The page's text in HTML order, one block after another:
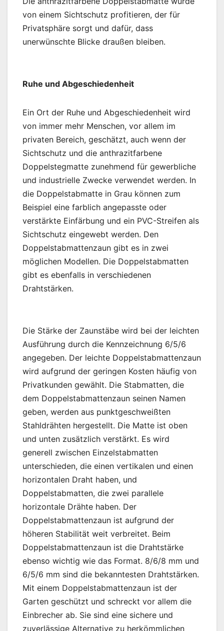
von einem Sichtschutz profitieren, der für
Privatsphäre sorgt und dafür, dass
unerwünschte Blicke draußen bleiben.
Ruhe und Abgeschiedenheit
Ein Ort der Ruhe und Abgeschiedenheit wird
von immer mehr Menschen, vor allem im
privaten Bereich, geschätzt, auch wenn der
Sichtschutz und die anthrazitfarbene
Doppelstegmatte zunehmend für gewerbliche
und industrielle Zwecke verwendet werden. In
die Doppelstabmatte in Grau können zum
Beispiel eine farblich angepasste oder
verstärkte Einfärbung und ein PVC-Streifen als
Sichtschutz eingewebt werden. Den
Doppelstabmattenzaun gibt es in zwei
möglichen Modellen. Die Doppelstabmatten
gibt es ebenfalls in verschiedenen
Drahtstärken.
Die Stärke der Zaunstäbe wird bei der leichten
Ausführung durch die Kennzeichnung 6/5/6
angegeben. Der leichte Doppelstabmattenzaun
wird aufgrund der geringen Kosten häufig von
Privatkunden gewählt. Die Stabmatten, die
dem Doppelstabmattenzaun seinen Namen
geben, werden aus punktgeschweißten
Stahldrähten hergestellt. Die Matte ist oben
und unten zusätzlich verstärkt. Es wird
generell zwischen Einzelstabmatten
unterschieden, die einen vertikalen und einen
horizontalen Draht haben, und
Doppelstabmatten, die zwei parallele
horizontale Drähte haben. Der
Doppelstabmattenzaun ist aufgrund der
höheren Stabilität weit verbreitet. Beim
Doppelstabmattenzaun ist die Drahtstärke
ebenso wichtig wie das Format. 8/6/8 mm und
6/5/6 mm sind die bekanntesten Drahtstärken.
Mit einem Doppelstabmattenzaun ist der
Garten geschützt und schreckt vor allem die
Einbrecher ab. Sie sind eine sichere und
zuverlässige Alternative zu herkömmlichen